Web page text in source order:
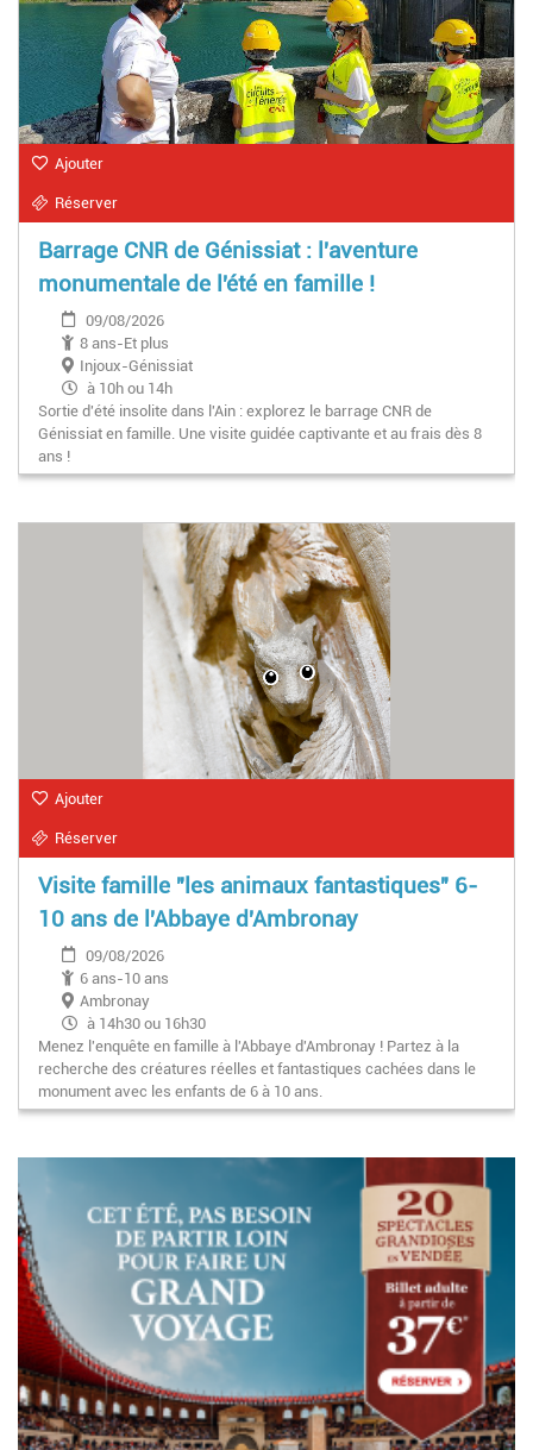
Ajouter
Réserver
Barrage CNR de Génissiat : l'aventure
monumentale de l'été en famille !
09/08/2026
8 ans-Et plus
Injoux-Génissiat
à 10h ou 14h
Sortie d'été insolite dans l'Ain : explorez le barrage CNR de
Génissiat en famille. Une visite guidée captivante et au frais dès 8
ans !
Ajouter
Réserver
Visite famille "les animaux fantastiques" 6-
10 ans de l'Abbaye d'Ambronay
09/08/2026
6 ans-10 ans
Ambronay
à 14h30 ou 16h30
Menez l'enquête en famille à l'Abbaye d'Ambronay ! Partez à la
recherche des créatures réelles et fantastiques cachées dans le
monument avec les enfants de 6 à 10 ans.